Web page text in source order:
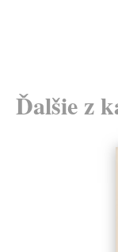
Ďalšie z